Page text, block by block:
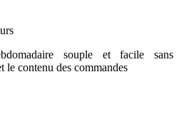
souple et facile sans
le contenu des commandes